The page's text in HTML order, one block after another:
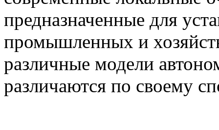
предназначенные для
промышленных и
различные модели
различаются по своему